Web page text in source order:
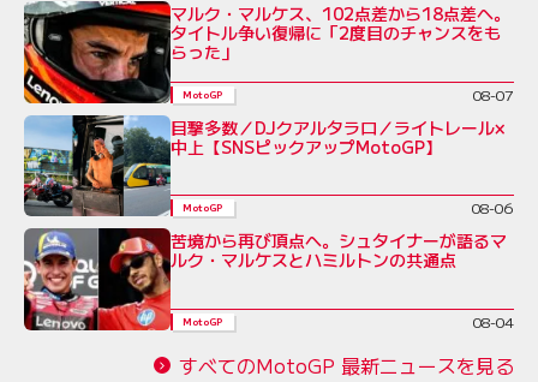
マルク・マルケス、102点差から18点差へ。
タイトル争い復帰に「2度目のチャンスをも
らった」
MotoGP 08-07
目撃多数／DJクアルタラロ／ライトレール×
中上【SNSピックアップMotoGP】
MotoGP 08-06
苦境から再び頂点へ。シュタイナーが語るマ
ルク・マルケスとハミルトンの共通点
MotoGP 08-04
すべてのMotoGP 最新ニュースを見る